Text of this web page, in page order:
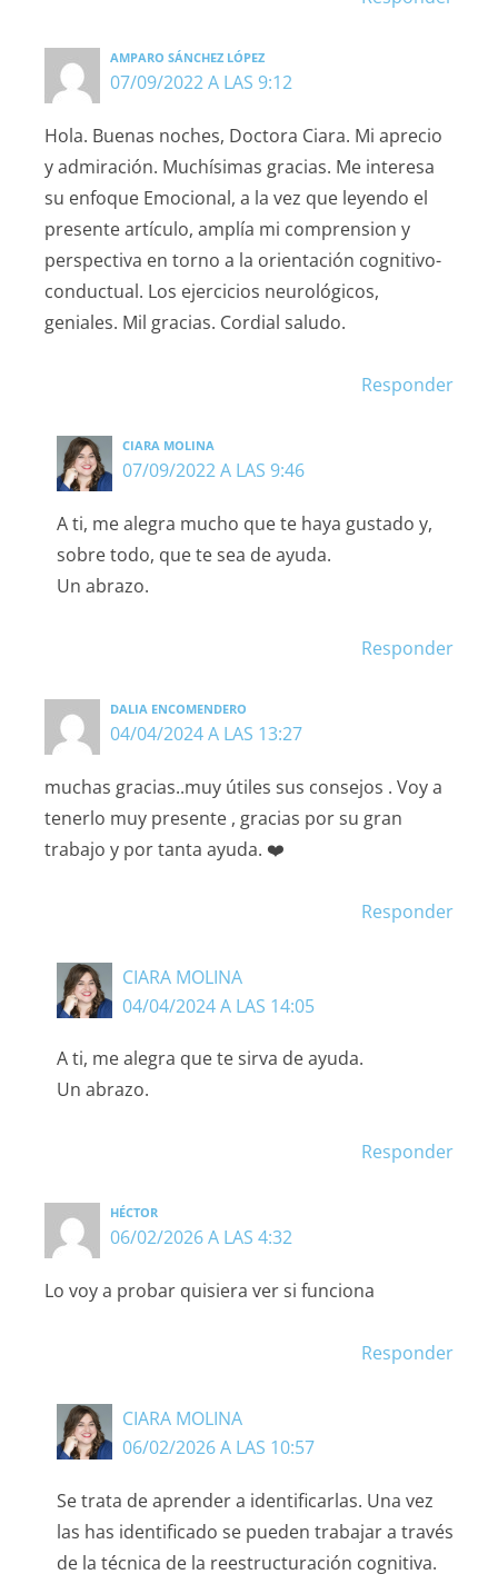
AMPARO SÁNCHEZ LÓPEZ
07/09/2022 A LAS 9:12
Hola. Buenas noches, Doctora Ciara. Mi aprecio
y admiración. Muchísimas gracias. Me interesa
su enfoque Emocional, a la vez que leyendo el
presente artículo, amplía mi comprension y
perspectiva en torno a la orientación cognitivo-
conductual. Los ejercicios neurológicos,
geniales. Mil gracias. Cordial saludo.
Responder
CIARA MOLINA
07/09/2022 A LAS 9:46
A ti, me alegra mucho que te haya gustado y,
sobre todo, que te sea de ayuda.
Un abrazo.
Responder
DALIA ENCOMENDERO
04/04/2024 A LAS 13:27
muchas gracias..muy útiles sus consejos . Voy a
tenerlo muy presente , gracias por su gran
trabajo y por tanta ayuda. ❤️
Responder
CIARA MOLINA
04/04/2024 A LAS 14:05
A ti, me alegra que te sirva de ayuda.
Un abrazo.
Responder
HÉCTOR
06/02/2026 A LAS 4:32
Lo voy a probar quisiera ver si funciona
Responder
CIARA MOLINA
06/02/2026 A LAS 10:57
Se trata de aprender a identificarlas. Una vez
las has identificado se pueden trabajar a través
de la técnica de la reestructuración cognitiva.